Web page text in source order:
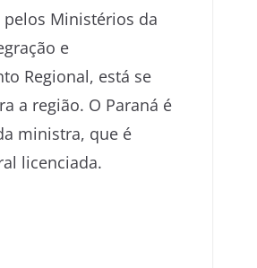
pelos Ministérios da
e
Regional, está se
a região. O Paraná é
ministra, que é
licenciada.